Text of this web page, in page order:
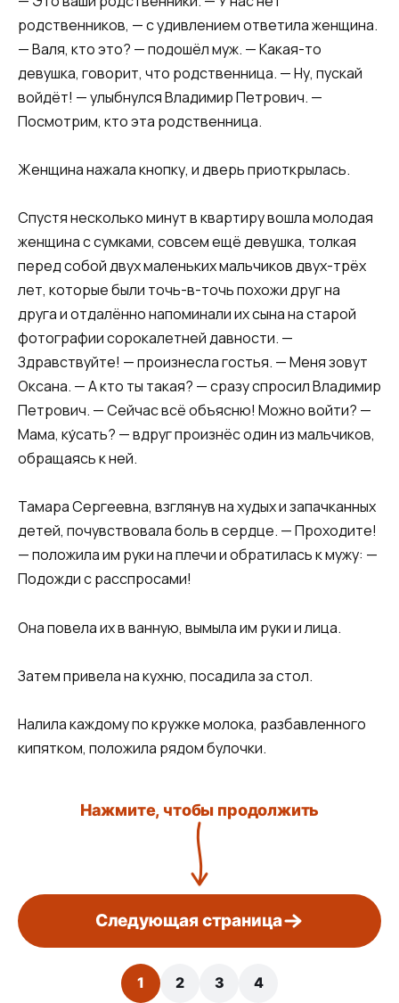
родственников, — с удивлением ответила женщина.
— Валя, кто это? — подошёл муж. — Какая-то
девушка, говорит, что родственница. — Ну, пускай
войдёт! — улыбнулся Владимир Петрович. —
Посмотрим, кто эта родственница.
Женщина нажала кнопку, и дверь приоткрылась.
Спустя несколько минут в квартиру вошла молодая
женщина с сумками, совсем ещё девушка, толкая
перед собой двух маленьких мальчиков двух-трёх
лет, которые были точь-в-точь похожи друг на
друга и отдалённо напоминали их сына на старой
фотографии сорокалетней давности. —
Здравствуйте! — произнесла гостья. — Меня зовут
Оксана. — А кто ты такая? — сразу спросил Владимир
Петрович. — Сейчас всё объясню! Можно войти? —
Мама, ку́сать? — вдруг произнёс один из мальчиков,
обращаясь к ней.
Тамара Сергеевна, взглянув на худых и запачканных
детей, почувствовала боль в сердце. — Проходите!
— положила им руки на плечи и обратилась к мужу: —
Подожди с расспросами!
Она повела их в ванную, вымыла им руки и лица.
Затем привела на кухню, посадила за стол.
Налила каждому по кружке молока, разбавленного
кипятком, положила рядом булочки.
Нажмите, чтобы продолжить
Следующая страница
1 2 3 4